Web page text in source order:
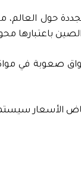
حول العالم،
باعتبارها
صعوبة في
الأسعار